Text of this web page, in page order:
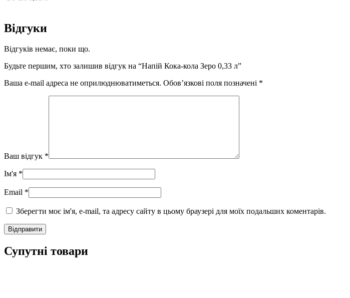
Відгуки
Відгуків немає, поки що.
Будьте першим, хто залишив відгук на “Напій Кока-кола Зеро 0,33 л”
Ваша e-mail адреса не оприлюднюватиметься. Обов’язкові поля позначені *
Ваш відгук *
Ім'я *
Email *
Зберегти моє ім'я, e-mail, та адресу сайту в цьому браузері для моїх подальших коментарів.
Супутні товари